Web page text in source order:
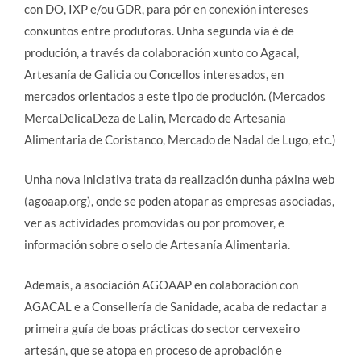
con DO, IXP e/ou GDR, para pór en conexión intereses
conxuntos entre produtoras. Unha segunda vía é de
produción, a través da colaboración xunto co Agacal,
Artesanía de Galicia ou Concellos interesados, en
mercados orientados a este tipo de produción. (Mercados
MercaDelicaDeza de Lalín, Mercado de Artesanía
Alimentaria de Coristanco, Mercado de Nadal de Lugo, etc.)
Unha nova iniciativa trata da realización dunha páxina web
(agoaap.org), onde se poden atopar as empresas asociadas,
ver as actividades promovidas ou por promover, e
información sobre o selo de Artesanía Alimentaria.
Ademais, a asociación AGOAAP en colaboración con
AGACAL e a Consellería de Sanidade, acaba de redactar a
primeira guía de boas prácticas do sector cervexeiro
artesán, que se atopa en proceso de aprobación e